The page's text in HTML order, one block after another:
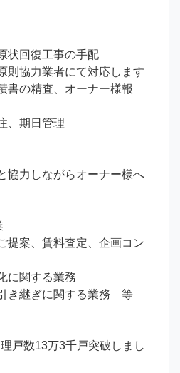
状回復工事の手配
協力業者にて対応します
書の精査、オーナー様報
、期日管理
協力しながらオーナー様へ
提案、賃料査定、企画コン
に関する業務
き継ぎに関する業務　等
戸数13万3千戸突破しまし